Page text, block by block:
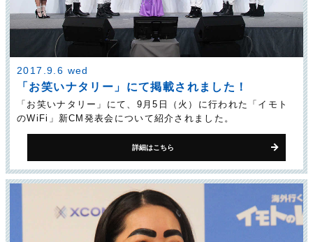
2017.9.6 wed
「お笑いナタリー」にて掲載されました！
「お笑いナタリー」にて、9月5日（火）に行われた「イモト
のWiFi」新CM発表会について紹介されました。
詳細はこちら